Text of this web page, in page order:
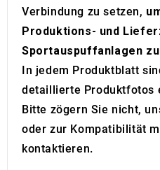
Verbindung zu setzen,
Produktions- und
Sportauspuffanlagen
In jedem Produktblatt
detaillierte Produktfotos
Bitte zögern Sie nicht,
oder zur Kompatibilität
kontaktieren.